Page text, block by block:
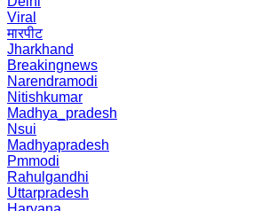
Viral
मारपीट
Jharkhand
Breakingnews
Narendramodi
Nitishkumar
Madhya_pradesh
Nsui
Madhyapradesh
Pmmodi
Rahulgandhi
Uttarpradesh